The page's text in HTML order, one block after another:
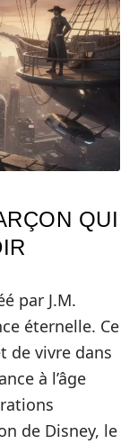
QUI
par J.M.
éternelle. Ce
de vivre dans
à l’âge
de Disney, le